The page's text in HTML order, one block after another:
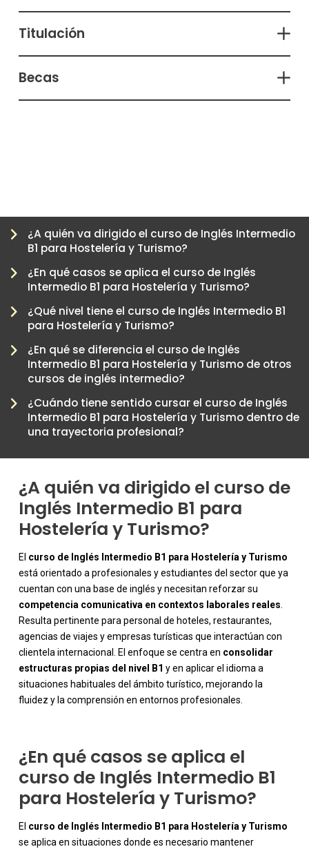
Titulación
Becas
¿A quién va dirigido el curso de Inglés Intermedio
B1 para Hostelería y Turismo?
¿En qué casos se aplica el curso de Inglés
Intermedio B1 para Hostelería y Turismo?
¿Qué nivel tiene el curso de Inglés Intermedio B1
para Hostelería y Turismo?
¿En qué se diferencia el curso de Inglés
Intermedio B1 para Hostelería y Turismo de otros
cursos de inglés intermedio?
¿Cuándo tiene sentido cursar el curso de Inglés
Intermedio B1 para Hostelería y Turismo dentro de
una trayectoria profesional?
¿A quién va dirigido el curso de
Inglés Intermedio B1 para
Hostelería y Turismo?
El curso de Inglés Intermedio B1 para Hostelería y Turismo
está orientado a profesionales y estudiantes del sector que ya
cuentan con una base de inglés y necesitan reforzar su
competencia comunicativa en contextos laborales reales
Resulta pertinente para personal de hoteles, restaurantes,
agencias de viajes y empresas turísticas que interactúan con
clientela internacional. El enfoque se centra en consolidar
estructuras propias del nivel B1 y en aplicar el idioma a
situaciones habituales del ámbito turístico, mejorando la
fluidez y la comprensión en entornos profesionales.
-
¿En qué casos se aplica el
curso de Inglés Intermedio B1
para Hostelería y Turismo?
El curso de Inglés Intermedio B1 para Hostelería y Turismo
se aplica en situaciones donde es necesario mantener